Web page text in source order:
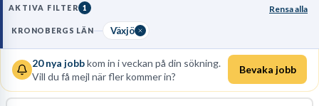
AKTIVA FILTER 1 Rensa alla
KRONOBERGS LÄN Växjö
20nya jobbkom in i veckan på din sökning.
Vill du få mejl när fler kommer in?
Bevaka jobb